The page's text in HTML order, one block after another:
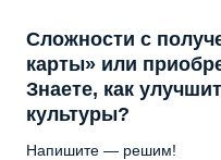
Сложности с
карты» или
Знаете, как
культуры?
Напишите — решим!